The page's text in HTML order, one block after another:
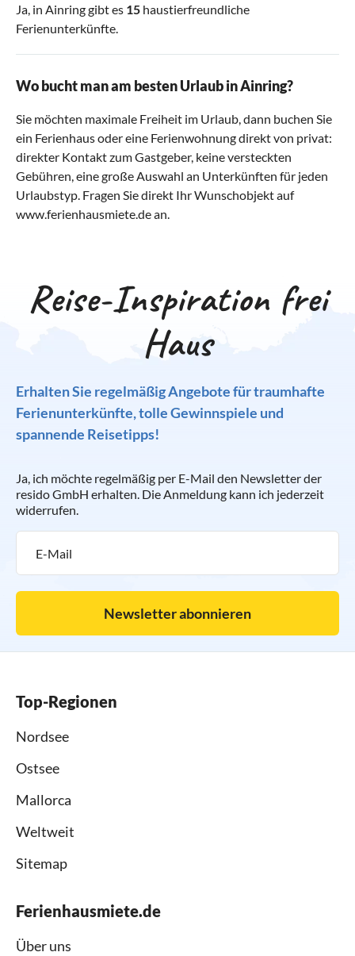
Ja, in Ainring gibt es 15 haustierfreundliche
Ferienunterkünfte.
Wo bucht man am besten Urlaub in Ainring?
Sie möchten maximale Freiheit im Urlaub, dann buchen Sie
ein Ferienhaus oder eine Ferienwohnung direkt von privat:
direkter Kontakt zum Gastgeber, keine versteckten
Gebühren, eine große Auswahl an Unterkünften für jeden
Urlaubstyp. Fragen Sie direkt Ihr Wunschobjekt auf
www.ferienhausmiete.de an.
Reise-Inspiration frei
Haus
Erhalten Sie regelmäßig Angebote für traumhafte
Ferienunterkünfte, tolle Gewinnspiele und
spannende Reisetipps!
Ja, ich möchte regelmäßig per E-Mail den Newsletter der
resido GmbH erhalten. Die Anmeldung kann ich jederzeit
widerrufen.
Newsletter abonnieren
Top-Regionen
Nordsee
Ostsee
Mallorca
Weltweit
Sitemap
Ferienhausmiete.de
Über uns